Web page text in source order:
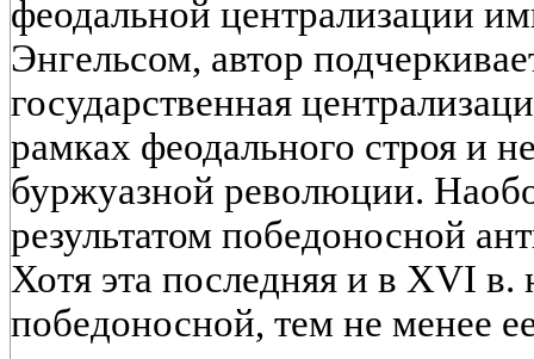
феодальной централизации
Энгельсом, автор
государственная
рамках феодального строя и
буржуазной революции.
результатом победоносной
Хотя эта последняя и в XVI в.
победоносной, тем не менее